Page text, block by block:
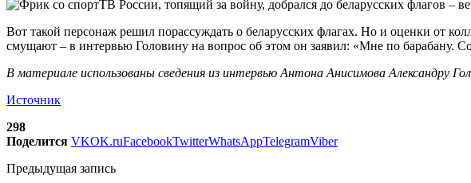
Вот такой персонаж решил порассуждать о беларусских флагах. Но и оценки от
смущают – в интервью Головину на вопрос об этом он заявил: «Мне по барабану.
В материале использованы сведения из интервью Антона Анисимова Александру
Источник
298
Поделится VKOK.ruFacebookTwitterWhatsAppTelegramViber
Предыдущая запись